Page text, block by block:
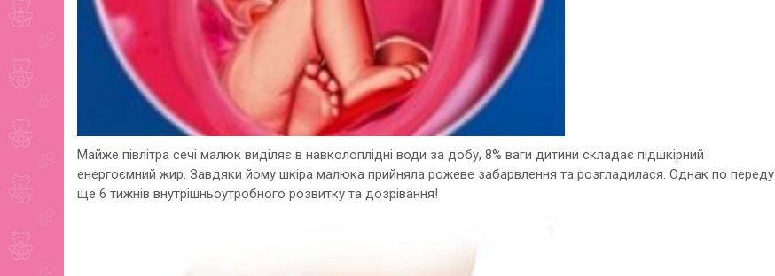
Майже півлітра сечі малюк виділяє в навколоплідні води за добу, 8% ваги дитини складає підшкірний
енергоємний жир. Завдяки йому шкіра малюка прийняла рожеве забарвлення та розгладилася. Однак по переду
ще 6 тижнів внутрішньоутробного розвитку та дозрівання!